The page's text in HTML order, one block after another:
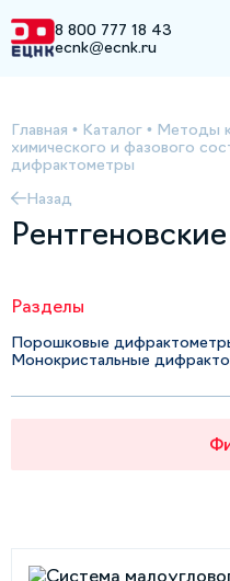
8 800 777 18 43
ecnk@ecnk.ru
Главная • Каталог • Методы
химического и фазового
дифрактометры
Назад
Разделы
Порошковые
Монокристальные